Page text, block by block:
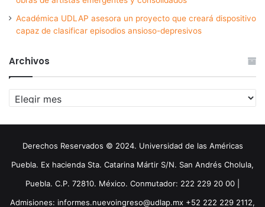
Académica UDLAP asesora un proyecto que creará dispositivo
capaz de clasificar episodios ansioso-depresivos
Archivos
Archivos
Derechos Reservados © 2024. Universidad de las Américas
Puebla. Ex hacienda Sta. Catarina Mártir S/N. San Andrés Cholula,
Puebla. C.P. 72810. México. Conmutador: 222 229 20 00 |
Admisiones: informes.nuevoingreso@udlap.mx +52 222 229 2112,